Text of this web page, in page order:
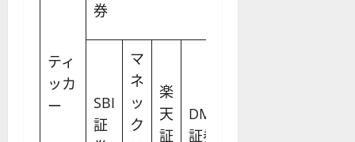
ティ
ッカ
ー
券
SBI
証
マ
ネ
ッ
ク
楽
天
証
DMM
証券